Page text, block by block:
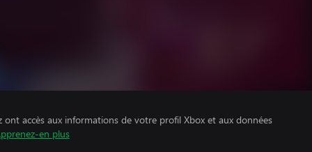
ont accès aux informations de votre profil Xbox et aux données
en plus